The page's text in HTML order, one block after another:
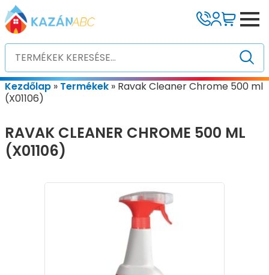
Kezdőlap » Termékek » Ravak Cleaner Chrome 500 ml
(X01106)
RAVAK CLEANER CHROME 500 ML
(X01106)